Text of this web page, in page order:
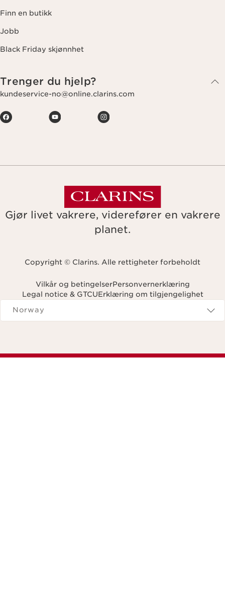
Finn en butikk
Jobb
Black Friday skjønnhet
Trenger du hjelp?
kundeservice-no@online.clarins.com
Gjør livet vakrere, viderefører en vakrere
planet.
Copyright © Clarins. Alle rettigheter forbeholdt
Vilkår og betingelserPersonvernerklæring
Legal notice & GTCUErklæring om tilgjengelighet
Navigates to
Norway